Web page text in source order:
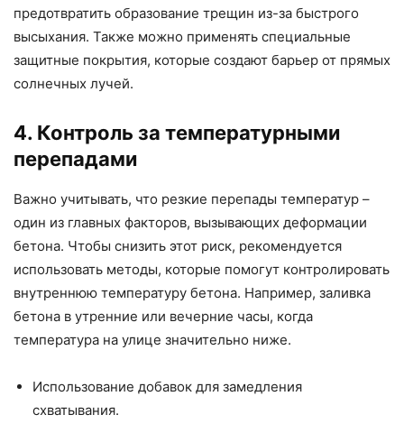
предотвратить образование трещин из-за быстрого
высыхания. Также можно применять специальные
защитные покрытия, которые создают барьер от прямых
солнечных лучей.
4. Контроль за температурными
перепадами
Важно учитывать, что резкие перепады температур –
один из главных факторов, вызывающих деформации
бетона. Чтобы снизить этот риск, рекомендуется
использовать методы, которые помогут контролировать
внутреннюю температуру бетона. Например, заливка
бетона в утренние или вечерние часы, когда
температура на улице значительно ниже.
Использование добавок для замедления
схватывания.